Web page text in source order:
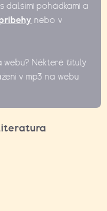
dalšími pohádkami a
nebo v
Některé tituly
v mp3 na webu